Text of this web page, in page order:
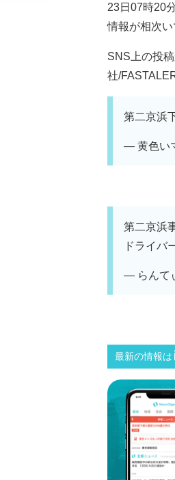
23日07時20
情報が相次い
SNS上の投
社/
第二京浜
— 黄色い
第二京浜
ドライバ
— らんて
最新の情報は